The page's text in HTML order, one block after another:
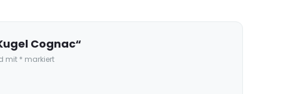
Cognac“
mit * markiert